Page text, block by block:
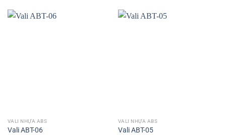
VALI NHỰA ABS
Vali ABT-06
VALI NHỰA ABS
Vali ABT-05